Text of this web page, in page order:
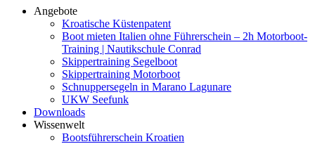
Angebote
Kroatische Küstenpatent
Boot mieten Italien ohne Führerschein – 2h Motorboot-
Training | Nautikschule Conrad
Skippertraining Segelboot
Skippertraining Motorboot
Schnuppersegeln in Marano Lagunare
UKW Seefunk
Downloads
Wissenwelt
Bootsführerschein Kroatien